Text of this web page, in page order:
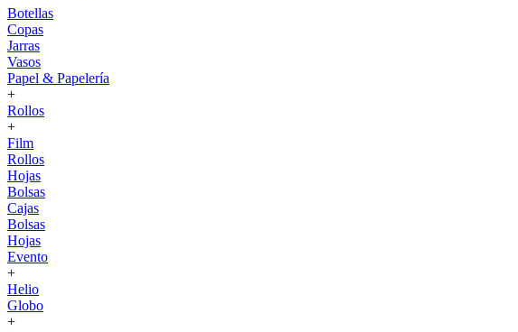
Botellas
Copas
Jarras
Vasos
Papel & Papelería
+
Rollos
+
Film
Rollos
Hojas
Bolsas
Cajas
Bolsas
Hojas
Evento
+
Helio
Globo
+